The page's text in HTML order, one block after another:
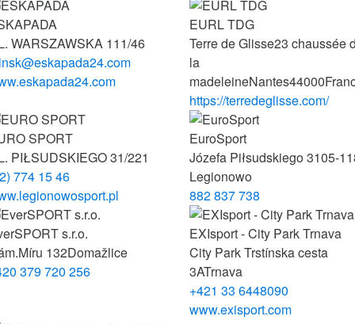
WARSZAWSKA 111/46
EURL TDG
Terre de Glisse23 chaussée
la
madeleineNantes44000
https://terredeglisse.com/
SPORT
PIŁSUDSKIEGO 31/221
774 15 46
EuroSport
Józefa Piłsudskiego 3105-
Legionowo
882 837 738
s.r.o.
132Domažlice
379 720 256
EXIsport - City Park Trnava
City ParkTrstínska cesta
3ATrnava
+421 33 6448090
www.exisport.com